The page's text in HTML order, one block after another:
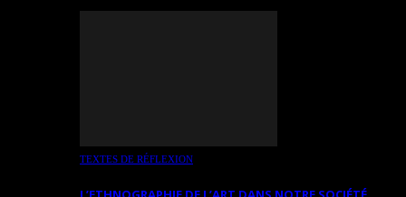
TEXTES DE RÉFLEXION